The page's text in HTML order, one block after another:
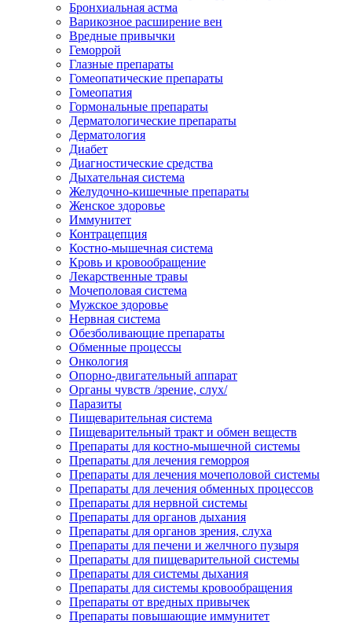
Бронхиальная астма
Варикозное расширение вен
Вредные привычки
Геморрой
Глазные препараты
Гомеопатические препараты
Гомеопатия
Гормональные препараты
Дерматологические препараты
Дерматология
Диабет
Диагностические средства
Дыхательная система
Желудочно-кишечные препараты
Женское здоровье
Иммунитет
Контрацепция
Костно-мышечная система
Кровь и кровообращение
Лекарственные травы
Мочеполовая система
Мужское здоровье
Нервная система
Обезболивающие препараты
Обменные процессы
Онкология
Опорно-двигательный аппарат
Органы чувств /зрение, слух/
Паразиты
Пищеварительная система
Пищеварительный тракт и обмен веществ
Препараты для костно-мышечной системы
Препараты для лечения геморроя
Препараты для лечения мочеполовой системы
Препараты для лечения обменных процессов
Препараты для нервной системы
Препараты для органов дыхания
Препараты для органов зрения, слуха
Препараты для печени и желчного пузыря
Препараты для пищеварительной системы
Препараты для системы дыхания
Препараты для системы кровообращения
Препараты от вредных привычек
Препараты повышающие иммунитет